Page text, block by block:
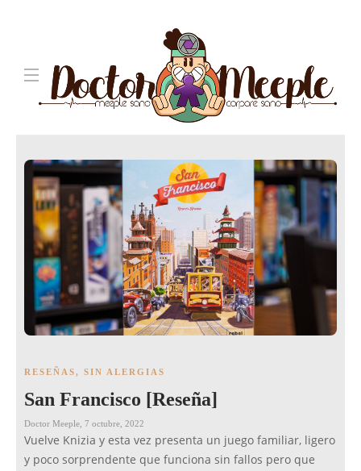
RESEÑAS, SIN ALERGIAS
San Francisco [Reseña]
Doctor Meeple 7 octubre, 2022
Vuelve Knizia y esta vez presenta un juego familiar, ligero
y poco sorprendente que funciona sin fallos pero que